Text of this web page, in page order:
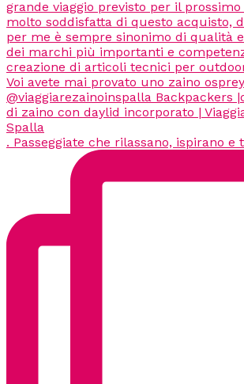
. Passeggiate che rilassano, ispirano e